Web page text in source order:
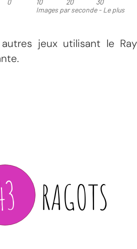
jeux utilisant le Ray
RAGOTS